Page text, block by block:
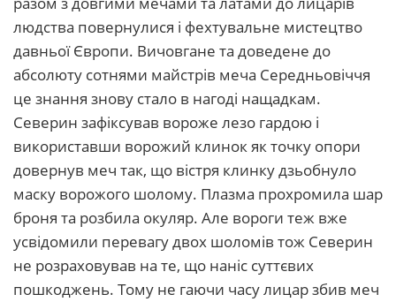
людства повернулися і фехтувальне мистецтво
давньої Європи. Вичовгане та доведене до
абсолюту сотнями майстрів меча Середньовіччя
це знання знову стало в нагоді нащадкам.
Северин зафіксував вороже лезо гардою і
використавши ворожий клинок як точку опори
довернув меч так, що вістря клинку дзьобнуло
маску ворожого шолому. Плазма прохромила шар
броня та розбила окуляр. Але вороги теж вже
усвідомили перевагу двох шоломів тож Северин
не розраховував на те, що наніс суттєвих
пошкоджень. Тому не гаючи часу лицар збив меч